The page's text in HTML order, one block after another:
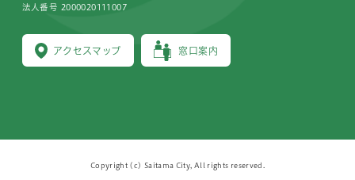
アクセスマップ 窓口案内
法人番号 2000020111007
Copyright (c) Saitama City, All rights reserved.